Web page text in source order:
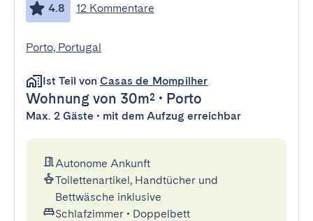
4.8 12 Kommentare
Porto, Portugal
Ist Teil von Casas de Mompilher
Wohnung von 30m² • Porto
Max. 2 Gäste • mit dem Aufzug erreichbar
Autonome Ankunft
Toilettenartikel, Handtücher und
Bettwäsche inklusive
Schlafzimmer • Doppelbett